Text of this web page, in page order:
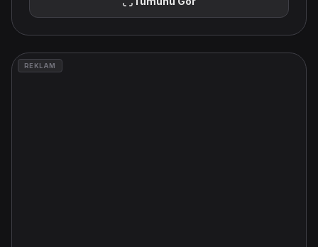
REKLAM